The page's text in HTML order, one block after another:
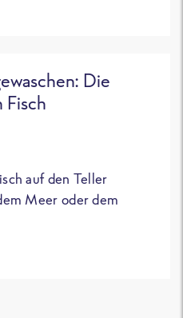
Die
Fisch
auf den Teller
Meer oder dem